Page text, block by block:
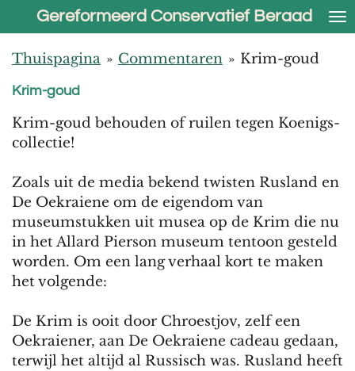
direct
naar
hoofdinhoud
Gereformeerd Conservatief Beraad
Thuispagina » Commentaren » Krim-goud
Krim-goud
Krim-goud behouden of ruilen tegen Koenigs-
collectie!
Zoals uit de media bekend twisten Rusland en
De Oekraiene om de eigendom van
museumstukken uit musea op de Krim die nu
in het Allard Pierson museum tentoon gesteld
worden. Om een lang verhaal kort te maken
het volgende:
De Krim is ooit door Chroestjov, zelf een
Oekraiener, aan De Oekraiene cadeau gedaan,
terwijl het altijd al Russisch was. Rusland heeft